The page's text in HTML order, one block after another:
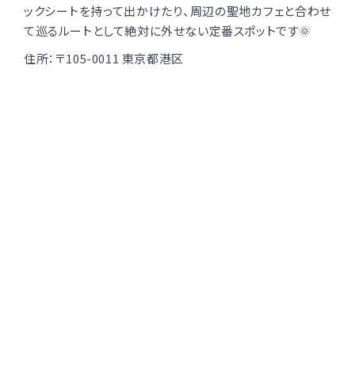
ックシートを持って出かけたり、周辺の聖地カフェと合わせ
て巡るルートとして絶対に外せない定番スポットです🌞
住所： 〒105-0011 東京都港区